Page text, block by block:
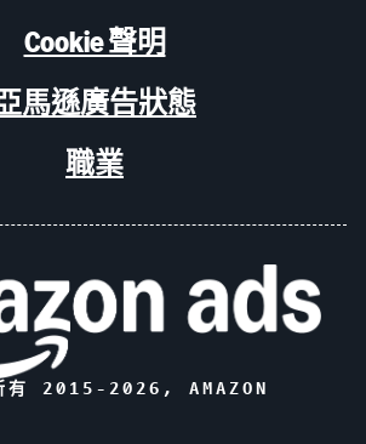
Cookie 聲明
馬遜廣告狀態
職業
有 2015- 2026 , AMAZON